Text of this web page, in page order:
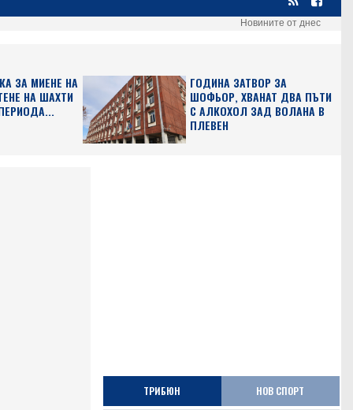
Новините от днес
ЗА МИЕНЕ НА
НА ШАХТИ
ГОДИНА ЗАТВОР ЗА
ШОФЬОР, ХВАНАТ ДВА ПЪТИ
С АЛКОХОЛ ЗАД ВОЛАНА В
ПЛЕВЕН
ТРИБЮН НОВ СПОРТ